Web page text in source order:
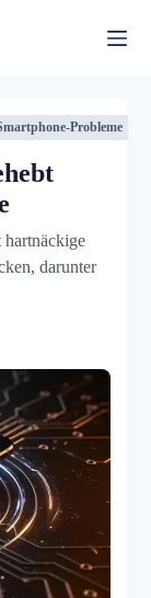
Probleme
hartnäckige
darunter